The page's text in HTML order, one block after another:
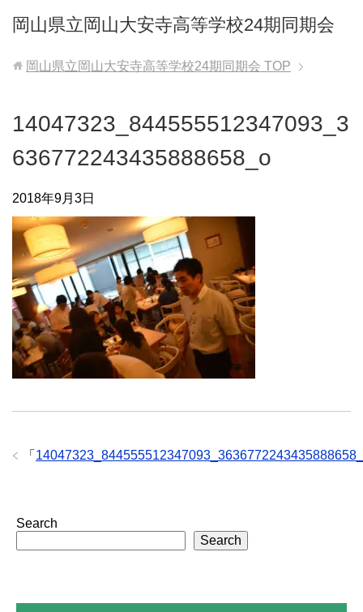
岡山県立岡山大安寺高等学校24期同期会
岡山県立岡山大安寺高等学校24期同期会 TOP
14047323_844555512347093_3
636772243435888658_o
2018年9月3日
「
Search
Search